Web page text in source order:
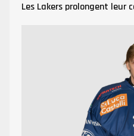
Les Lakers prolongent